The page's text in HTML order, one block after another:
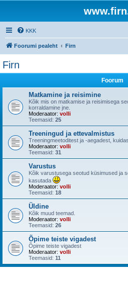
KKK
Foorumi pealeht Firn
Firn
Foorum
Matkamine ja reisimine
Kõik mis on matkamise ja reisimisega
korraldamine jne.
Moderaator: volli
Teemasid: 25
Treeningud ja ettevalmistus
Treeningmeetoditest ja -aegadest,
Moderaator: volli
Teemasid: 31
Varustus
Kõik varustusega seotud küsimused ja
kasutada
Moderaator: volli
Teemasid: 18
Üldine
Kõik muud teemad.
Moderaator: volli
Teemasid: 26
Õpime teiste vigadest
Õpime teiste vigadest
Moderaator: volli
Teemasid: 11